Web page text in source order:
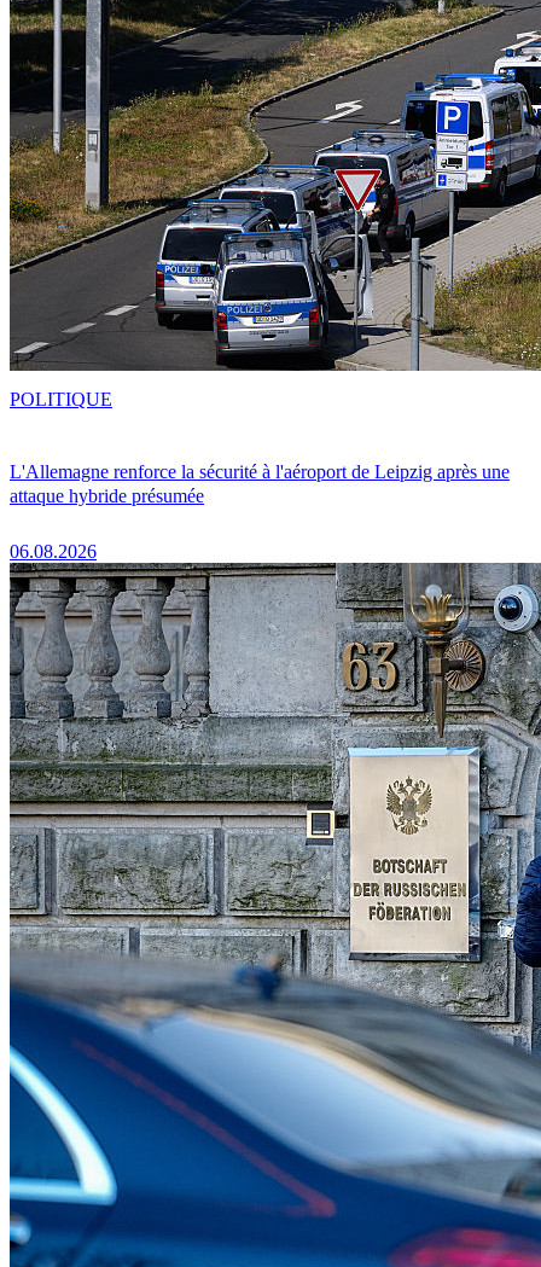
L'Allemagne renforce la sécurité à l'aéroport de Leipzig après une
attaque hybride présumée
06.08.2026
POLITIQUE